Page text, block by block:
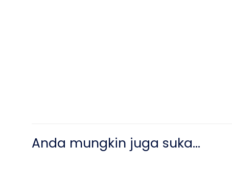
Anda mungkin juga suka…